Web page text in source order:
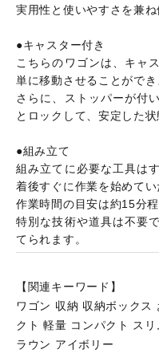
実用性と使いやすさを兼ね
●キャスター付き
こちらのワゴンは、キャ
単に移動させることができ
さらに、ストッパーが付
とロックして、安定した
●組み立て
組み立てに必要な工具は
着後すぐに作業を始めてい
作業時間の目安は約15分程
特別な技術や道具は不要
てられます。
【関連キーワード】
ワゴン 収納 収納ボックス
クト 軽量 コンパクト ス
ラウン アイボリー